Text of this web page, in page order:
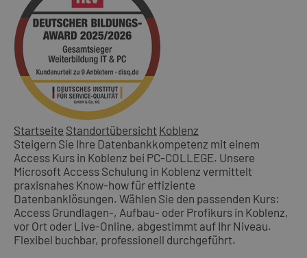
Startseite Standortübersicht Koblenz
Steigern Sie Ihre Datenbankkompetenz mit einem
Access Kurs in Koblenz bei PC-COLLEGE. Unsere
Microsoft Access Schulung in Koblenz vermittelt
praxisnahes Know-how für effiziente
Datenbanklösungen. Wählen Sie den passenden Kurs:
Access Grundlagen-, Aufbau- oder Profikurs in Koblenz,
vor Ort oder Live-Online, abgestimmt auf Ihr Niveau.
Flexibel buchbar, professionell durchgeführt.